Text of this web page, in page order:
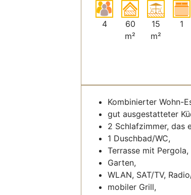
4
60
m²
15
m²
1
Kombinierter Wohn-
gut ausgestatteter
2 Schlafzimmer, das
1 Duschbad/WC,
Terrasse mit Pergola,
Garten,
WLAN, SAT/TV,
mobiler Grill,